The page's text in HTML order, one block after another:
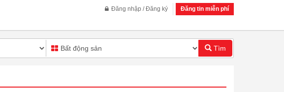
Đăng tin miễn phí
Đăng nhập / Đăng ký
Tìm